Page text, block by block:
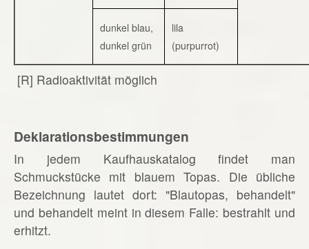
dunkel blau,
dunkel grün
lila
(purpurrot)
[R] Radioaktivität möglich
Deklarationsbestimmungen
In jedem Kaufhauskatalog findet man
Schmuckstücke mit blauem Topas. Die übliche
Bezeichnung lautet dort: "Blautopas, behandelt"
und behandelt meint in diesem Falle: bestrahlt und
erhitzt.